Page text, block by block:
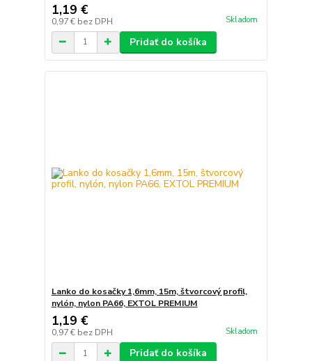
1,19 €
0,97 € bez DPH Skladom
Pridať do košíka
Lanko do kosačky 1,6mm, 15m, štvorcový profil,
nylón, nylon PA66, EXTOL PREMIUM
1,19 €
0,97 € bez DPH Skladom
Pridať do košíka